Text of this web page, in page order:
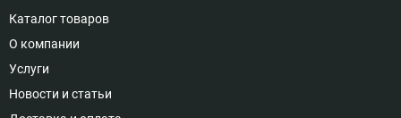
Каталог товаров
О компании
Услуги
Новости и статьи